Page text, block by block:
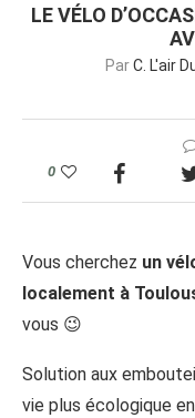
LE VÉLO
ParC. L'air
0
Vous cherchez un
localement à
vous 😉
Solution aux
vie plus écologique